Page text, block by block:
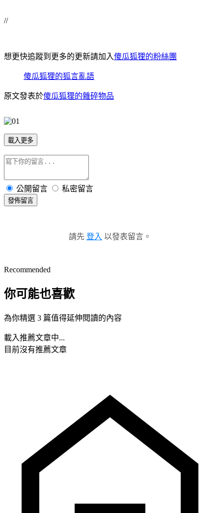
//
想更快追蹤到更多的更新請加入傻瓜狐狸的粉絲團
傻瓜狐狸的狐言亂語
原文發表於傻瓜狐狸的雜碎物品
載入更多
公開留言 私密留言
發佈留言
請先 登入 以發表留言。
Recommended
你可能也喜歡
為你精選 3 篇值得延伸閱讀的內容
載入推薦文章中...
目前沒有推薦文章